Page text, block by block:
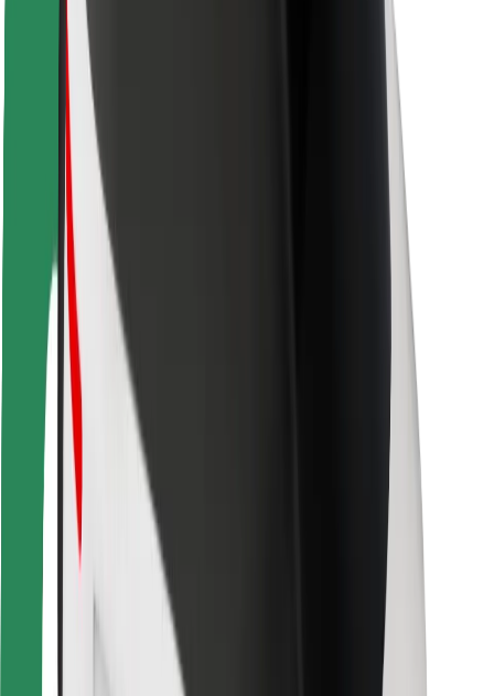
Safety Lab
Ciudades
Dónde estamos
Soluciones para las ciudades
Aeropuertos
Estaciones de carga de Bolt
Soporte
Para usuarios
Para conductores
Para repartidores
Bolt Food
Para propietarios de flota
Para restaurantes
Bolt para empresas